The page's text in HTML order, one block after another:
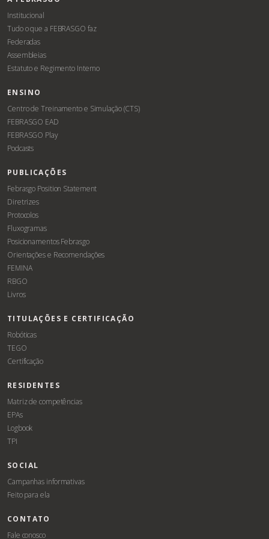
Institucional
Tudo o que a FEBRASGO faz
Federadas
Assembleias
Estatuto e Regimento Interno
ENSINO
Centro de Treinamento e Simulação (CTS)
FEBRASGO EAD
FEBRASGO Play
Podcasts
PUBLICAÇÕES
Febrasgo Position Statement
Diretrizes
Protocolos
Fluxogramas
Posicionamentos Febrasgo
Orientações e Recomendações
FEMINA
RBGO
Livros
TITULAÇÕES E CERTIFICAÇÃO
Robóticas
TEGO
Certificação
RESIDENTES
Matriz de competências
EPAs
Logbook
TPI
SOCIAL
Campanhas informativas
Feito para ela
CONTATO
Fale conosco